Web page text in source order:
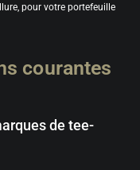
pour votre portefeuille
courantes
de tee-